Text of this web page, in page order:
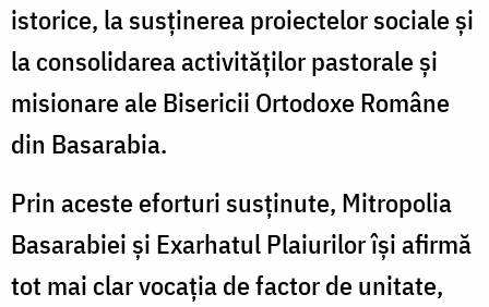
istorice, la susținerea proiectelor sociale și
la consolidarea activităților pastorale și
misionare ale Bisericii Ortodoxe Române
din Basarabia.
Prin aceste eforturi susținute, Mitropolia
Basarabiei și Exarhatul Plaiurilor își afirmă
tot mai clar vocația de factor de unitate,